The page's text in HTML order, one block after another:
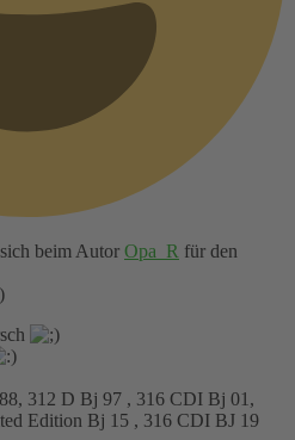
beim Autor Opa_R für den
312 D Bj 97 , 316 CDI Bj 01,
Edition Bj 15 , 316 CDI BJ 19